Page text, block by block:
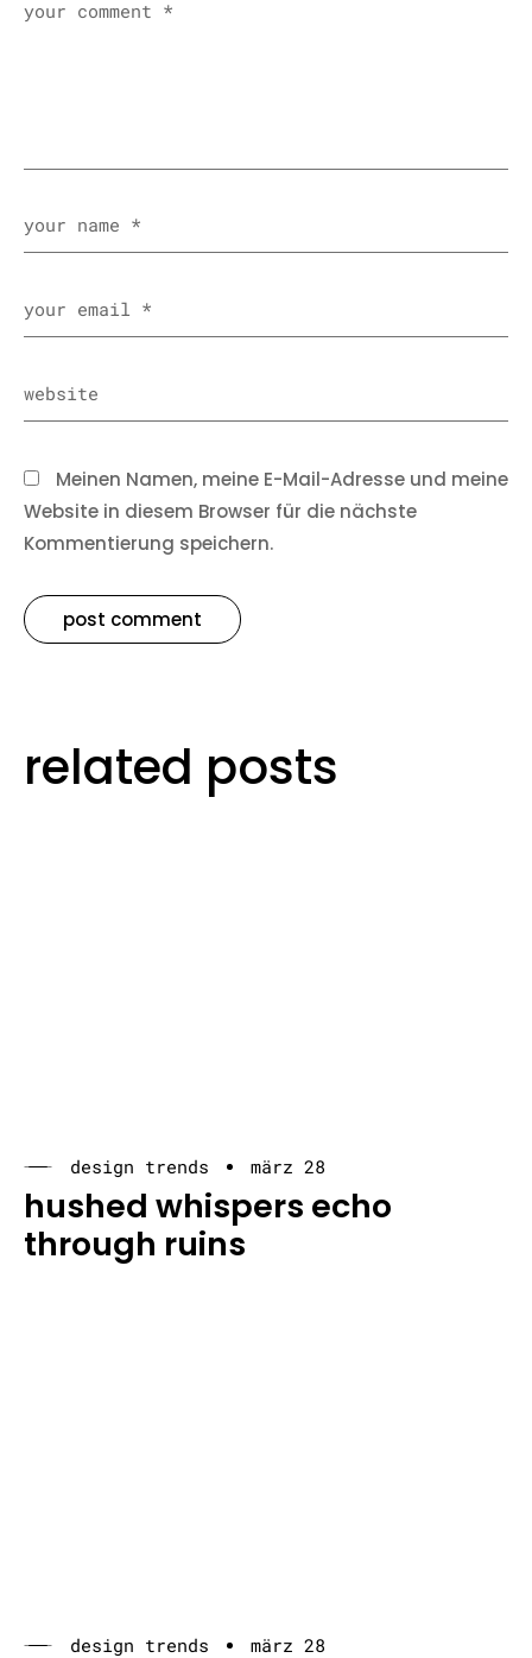
Meinen Namen, meine E-Mail-Adresse und meine
Website in diesem Browser für die nächste
Kommentierung speichern.
related posts
design trends märz 28
hushed whispers echo
through ruins
design trends märz 28